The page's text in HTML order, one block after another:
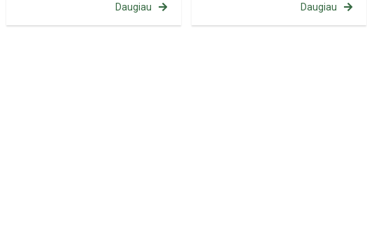
Daugiau Daugiau